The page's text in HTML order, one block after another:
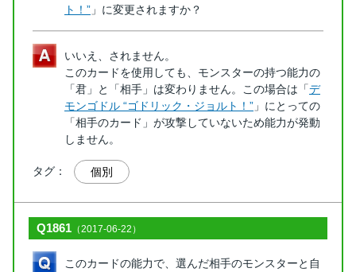
ト！” 」に変更されますか？
いいえ、されません。
このカードを使用しても、モンスターの持つ能力の
「君」と「相手」は変わりません。この場合は「デ
モンゴドル “ゴドリック・ジョルト！” 」にとっての
「相手のカード」が攻撃していないため能力が発動
しません。
タグ： 個別
Q1861 （2017-06-22）
このカードの能力で、選んだ相手のモンスターと自